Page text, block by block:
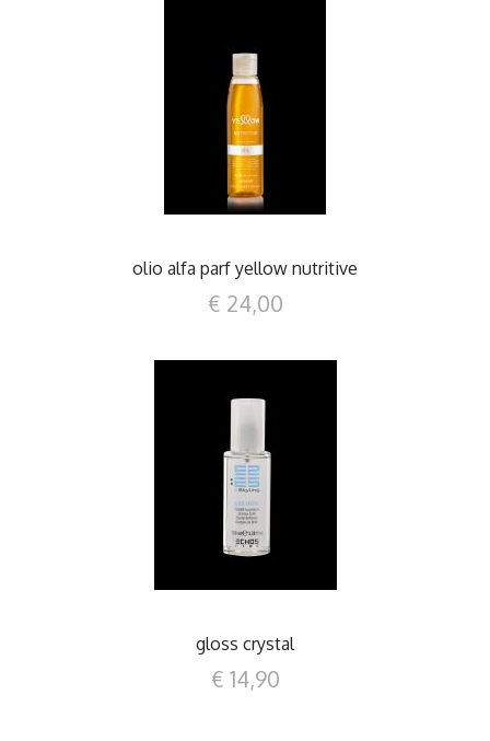
DETTAGLI
olio alfa parf yellow nutritive
€ 24,00
DETTAGLI
gloss crystal
€ 14,90